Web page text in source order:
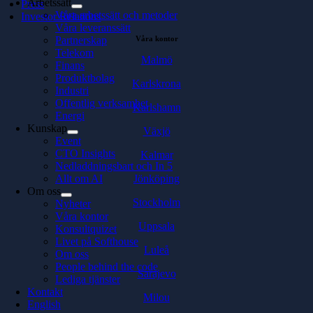
Arbetssätt
Våra arbetssätt och metoder
Våra leveranssätt
Partnerskap
Telekom
Finans
Produktbolag
Industri
Offentlig verksamhet
Energi
Kunskap
Event
CTO Insights
Nedladdningsbart och In 5
Allt om AI
Om oss
Nyheter
Våra kontor
Konsultquizet
Livet på Softhouse
Om oss
People behind the code
Lediga tjänster
Kontakt
English
Press
Investor Relations
Våra kontor
Malmö
Karlskrona
Karlshamn
Växjö
Kalmar
Jönköping
Stockholm
Uppsala
Luleå
Sarajevo
Milou